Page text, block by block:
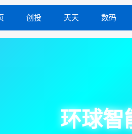
创投 天天 数码
环球智